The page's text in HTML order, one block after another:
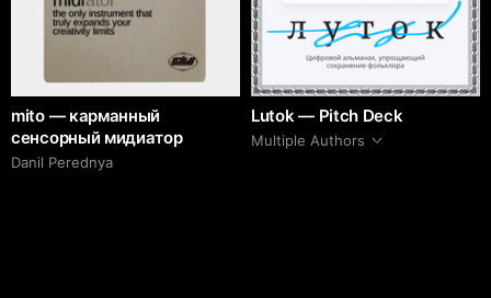
mito — карманный
сенсорный мидиатор
Danil Perednya
Lutok — Pitch Deck
Multiple Authors